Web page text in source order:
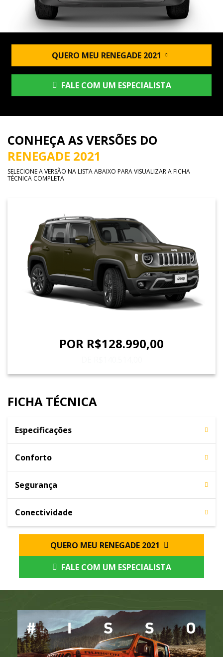
QUERO MEU RENEGADE 2021
FALE COM UM ESPECIALISTA
CONHEÇA AS VERSÕES DO
RENEGADE 2021
SELECIONE A VERSÃO NA LISTA ABAIXO PARA VISUALIZAR A FICHA
TÉCNICA COMPLETA
POR R$128.990,00
FICHA TÉCNICA
Especificações
Conforto
Segurança
Conectividade
QUERO MEU RENEGADE 2021
FALE COM UM ESPECIALISTA